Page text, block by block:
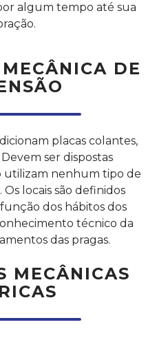
algum tempo até sua
DE
placas colantes,
ser dispostas
utilizam nenhum tipo de
locais são definidos
dos hábitos dos
técnico da
das pragas.
MECÂNICAS